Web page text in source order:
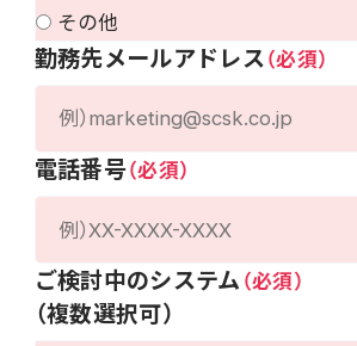
その他
勤務先メールアドレス
電話番号
ご検討中のシステム
（複数選択可）